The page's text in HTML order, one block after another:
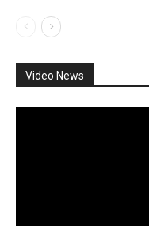
Video News